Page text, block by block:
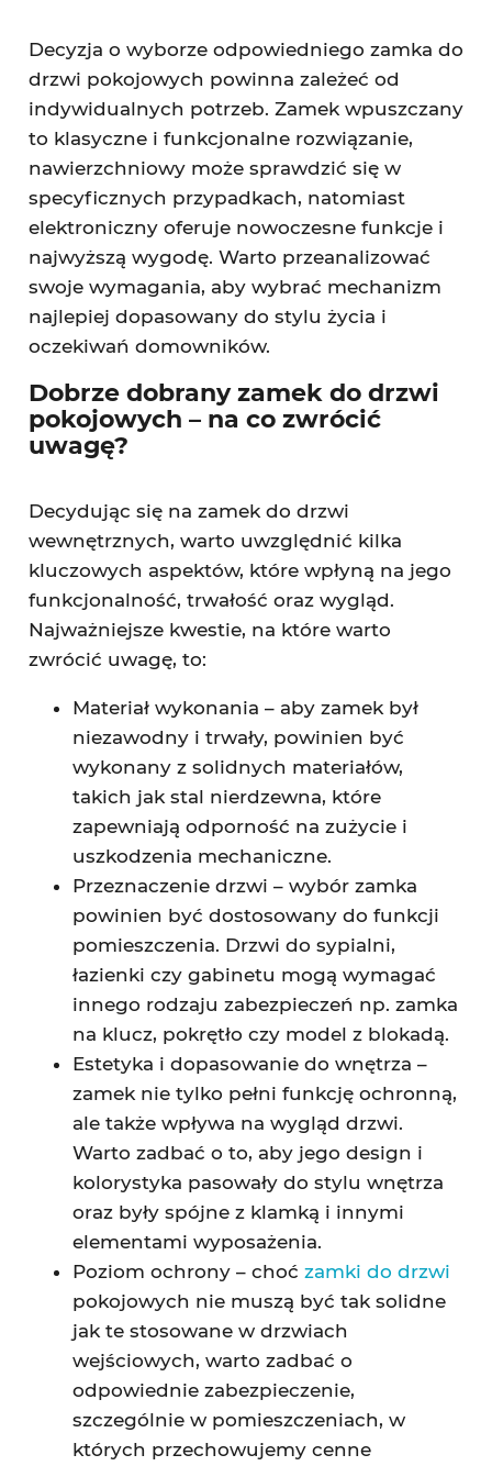
Decyzja o wyborze odpowiedniego zamka do
drzwi pokojowych powinna zależeć od
indywidualnych potrzeb. Zamek wpuszczany
to klasyczne i funkcjonalne rozwiązanie,
nawierzchniowy może sprawdzić się w
specyficznych przypadkach, natomiast
elektroniczny oferuje nowoczesne funkcje i
najwyższą wygodę. Warto przeanalizować
swoje wymagania, aby wybrać mechanizm
najlepiej dopasowany do stylu życia i
oczekiwań domowników.
Dobrze dobrany zamek do drzwi
pokojowych – na co zwrócić
uwagę?
Decydując się na zamek do drzwi
wewnętrznych, warto uwzględnić kilka
kluczowych aspektów, które wpłyną na jego
funkcjonalność, trwałość oraz wygląd.
Najważniejsze kwestie, na które warto
zwrócić uwagę, to:
Materiał wykonania – aby zamek był
niezawodny i trwały, powinien być
wykonany z solidnych materiałów,
takich jak stal nierdzewna, które
zapewniają odporność na zużycie i
uszkodzenia mechaniczne.
Przeznaczenie drzwi – wybór zamka
powinien być dostosowany do funkcji
pomieszczenia. Drzwi do sypialni,
łazienki czy gabinetu mogą wymagać
innego rodzaju zabezpieczeń np. zamka
na klucz, pokrętło czy model z blokadą.
Estetyka i dopasowanie do wnętrza –
zamek nie tylko pełni funkcję ochronną,
ale także wpływa na wygląd drzwi.
Warto zadbać o to, aby jego design i
kolorystyka pasowały do stylu wnętrza
oraz były spójne z klamką i innymi
elementami wyposażenia.
Poziom ochrony – choć zamki do drzwi
pokojowych nie muszą być tak solidne
jak te stosowane w drzwiach
wejściowych, warto zadbać o
odpowiednie zabezpieczenie,
szczególnie w pomieszczeniach, w
których przechowujemy cenne